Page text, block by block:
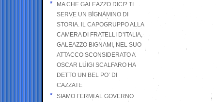
MA CHE GALEAZZO DICI? TI
SERVE UN BIGNAMINO DI
STORIA. IL CAPOGRUPPO ALLA
CAMERA DI FRATELLI D’ITALIA,
GALEAZZO BIGNAMI, NEL SUO
ATTACCO SCONSIDERATO A
OSCAR LUIGI SCALFARO HA
DETTO UN BEL PO’ DI
CAZZATE
SIAMO FERMI AL GOVERNO